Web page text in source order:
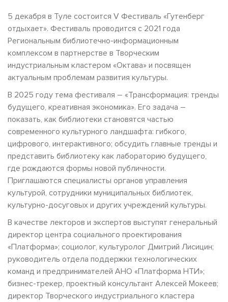
5 декабря в Туле состоится V Фестиваль «Гутенберг
отдыхает». Фестиваль проводится с 2021 года
Региональным библиотечно-информационным
комплексом в партнерстве в Творческим
индустриальным кластером «Октава» и посвящен
актуальным проблемам развития культуры.
В 2025 году тема фестиваля – «Трансформация: тренды
будущего, креативная экономика». Его задача –
показать, как библиотеки становятся частью
современного культурного ландшафта: гибкого,
цифрового, интерактивного; обсудить главные тренды и
представить библиотеку как лабораторию будущего,
где рождаются формы новой публичности.
Приглашаются специалисты органов управления
культурой, сотрудники муниципальных библиотек,
культурно-досуговых и других учреждений культуры.
В качестве лекторов и экспертов выступят генеральный
директор центра социального проектирования
«Платформа»; социолог, культуролог Дмитрий Лисицин;
руководитель отдела поддержки технологических
команд и предпринимателей АНО «Платформа НТИ»;
бизнес-трекер, проектный консультант Алексей Мокеев;
директор Творческого индустриального кластера